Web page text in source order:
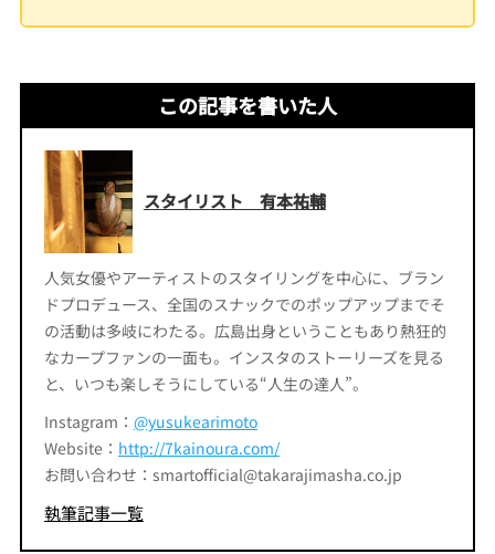
この記事を書いた人
スタイリスト 有本祐輔
人気女優やアーティストのスタイリングを中心に、ブラン
ドプロデュース、全国のスナックでのポップアップまでそ
の活動は多岐にわたる。広島出身ということもあり熱狂的
なカープファンの一面も。インスタのストーリーズを見る
と、いつも楽しそうにしている“人生の達人”。
Instagram： @yusukearimoto
Website： http://7kainoura.com/
お問い合わせ：smartofficial@takarajimasha.co.jp
執筆記事一覧